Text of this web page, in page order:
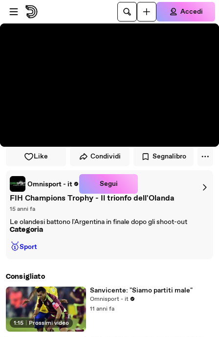
Vai al lettore
Passa al contenuto principale
Accedi
Like Condividi Segnalibro
Omnisport - it Segui
FIH Champions Trophy - Il trionfo dell'Olanda
15 anni fa
Le olandesi battono l'Argentina in finale dopo gli shoot-out
Categoria
🥇Sport
Consigliato
1:15 Prossimi video
Sanvicente: "Siamo partiti male"
Omnisport - it
11 anni fa